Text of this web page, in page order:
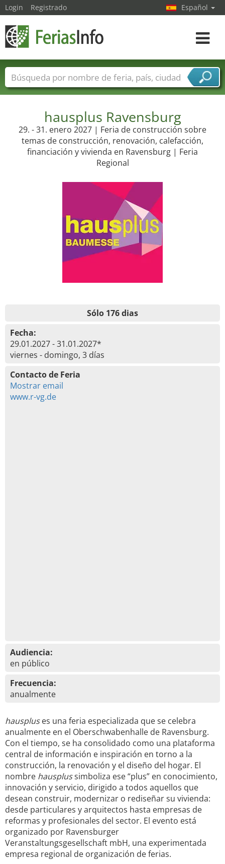
hausplus Ravensburg
29. - 31. enero 2027 | Feria de construcción sobre
temas de construcción, renovación, calefacción,
financiación y vivienda en Ravensburg | Feria
Regional
Sólo 176 dias
Fecha:
29.01.2027 - 31.01.2027*
viernes - domingo, 3 días
Contacto de Feria
Mostrar email
www.r-vg.de
Audiencia:
en público
Frecuencia:
anualmente
hauspluses una feria especializada que se celebra
anualmente en el Oberschwabenhalle de Ravensburg.
Con el tiempo, se ha consolidado como una plataforma
central de información e inspiración en torno a la
construcción, la renovación y el diseño del hogar. El
nombre hausplussimboliza ese “plus” en conocimiento,
innovación y servicio, dirigido a todos aquellos que
desean construir, modernizar o rediseñar su vivienda:
desde particulares y arquitectos hasta empresas de
reformas y profesionales del sector. El evento está
organizado por Ravensburger
Veranstaltungsgesellschaft mbH, una experimentada
empresa regional de organización de ferias.
Login Registrado Español
toggle
Nombres de ferias Países
Ciudades
Sectores de proveedor de servicios